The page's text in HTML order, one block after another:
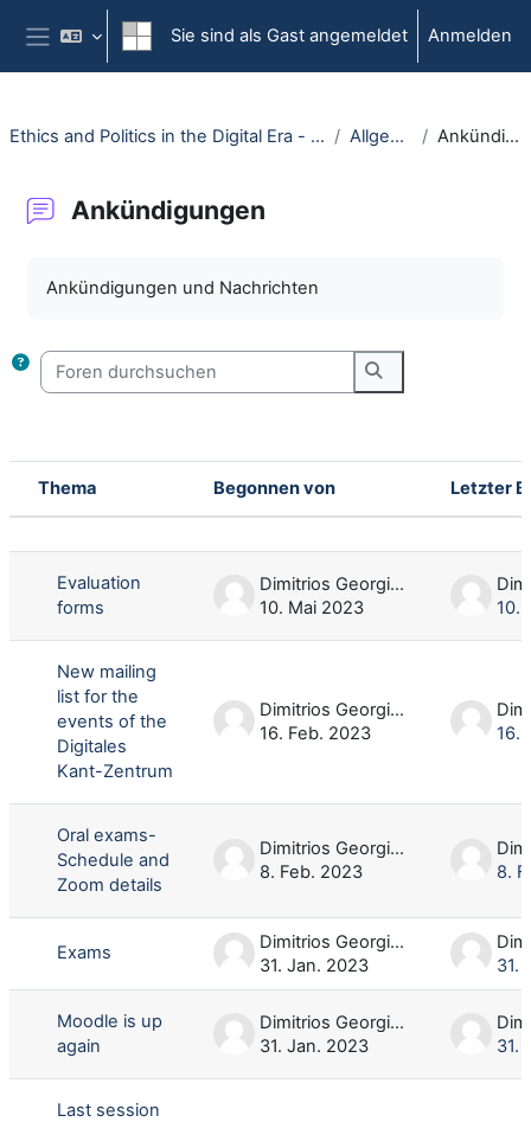
Zum Hauptinhalt
Website-Übersicht
Sie sind als Gast angemeldet Anmelden
Ethics and Politics in the Digital Era - (030117-WiSe22/23) Allgemeines Ankündigungen
Ankündigungen
Ankündigungen und Nachrichten
Foren durchsuchen
Foren
Status
Thema Begonnen von Letzter
Evaluation
forms
Dimitrios Georgios Oikonomou
10. Mai 2023
10.
New mailing
list for the
events of the
Digitales
Kant-Zentrum
Dimitrios Georgios Oikonomou
16. Feb. 2023
16.
Oral exams-
Schedule and
Zoom details
Dimitrios Georgios Oikonomou
8. Feb. 2023
8.
Exams
Dimitrios Georgios Oikonomou
31. Jan. 2023
31.
Moodle is up
again
Dimitrios Georgios Oikonomou
31. Jan. 2023
31.
Last session